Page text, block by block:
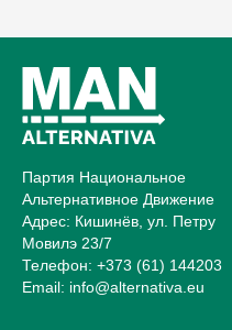
Партия Национальное
Альтернативное Движение
Адрес: Кишинёв, ул. Петру
Мовилэ 23/7
Телефон: +373 (61) 144203
Email: info@alternativa.eu